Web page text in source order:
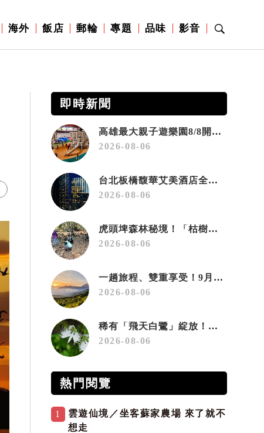
海外 飯店 郵輪 專題 品味 影音
即時新聞
高雄最大親子遊樂園8/8開幕！30項設施免費玩、YOYO家族嗨翻暑假
2026-08-06
台北板橋馥華艾美酒店全新開幕 感官藝術策展打造旅居新風格
2026-08-06
虎頭埤森林秘境！「枯樹籬步道」生態復育有成 走進大自然生命教室
2026-08-06
一趟旅程、雙重享受！9月住宿合歡山 順遊奧萬大10元優惠入園
2026-08-06
稀有「飛天白鷺」綻放！神戶六甲高山植物園「鷺草」珍貴現身
2026-08-06
熱門閱覽
1
雲遊仙境／坐客蘇家農場 來了就不
想走